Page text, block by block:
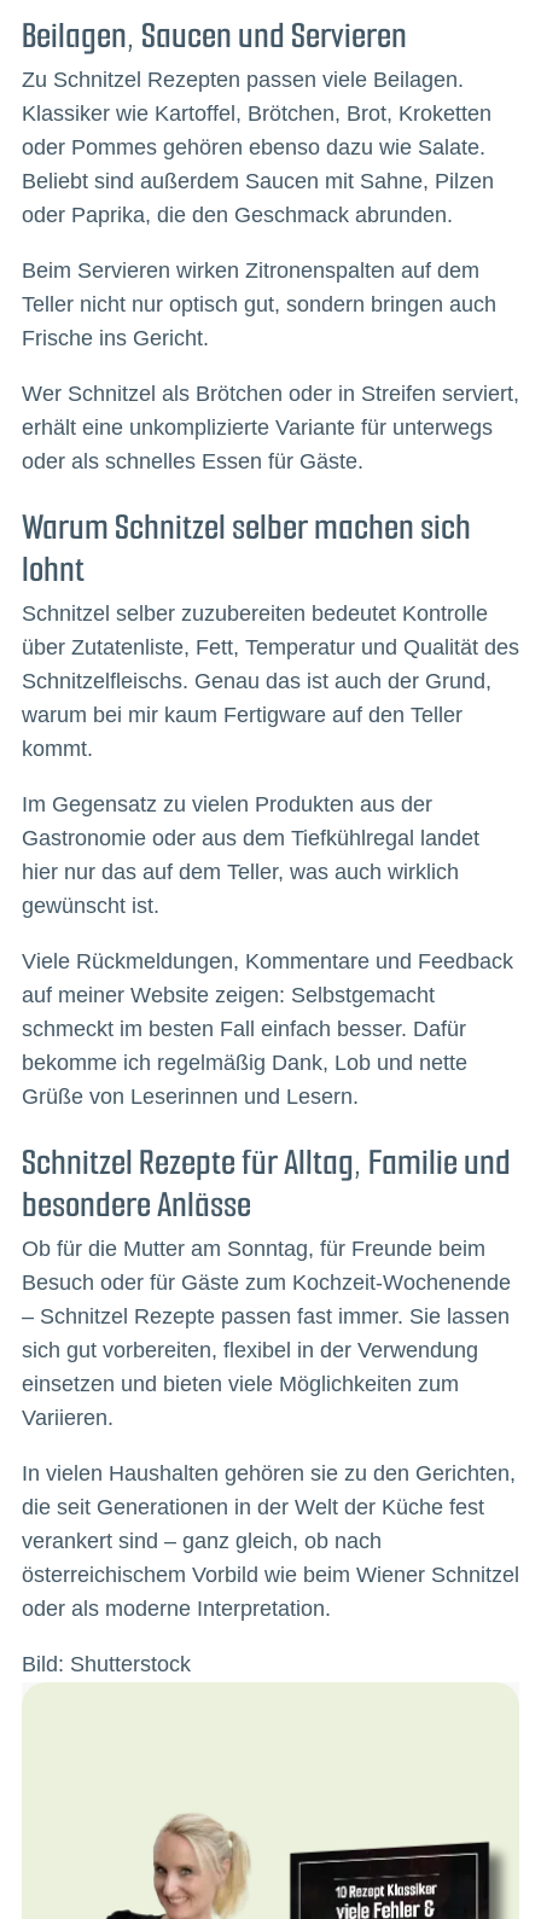
Beilagen, Saucen und Servieren
Zu Schnitzel Rezepten passen viele Beilagen.
Klassiker wie Kartoffel, Brötchen, Brot, Kroketten
oder Pommes gehören ebenso dazu wie Salate.
Beliebt sind außerdem Saucen mit Sahne, Pilzen
oder Paprika, die den Geschmack abrunden.
Beim Servieren wirken Zitronenspalten auf dem
Teller nicht nur optisch gut, sondern bringen auch
Frische ins Gericht.
Wer Schnitzel als Brötchen oder in Streifen serviert,
erhält eine unkomplizierte Variante für unterwegs
oder als schnelles Essen für Gäste.
Warum Schnitzel selber machen sich
lohnt
Schnitzel selber zuzubereiten bedeutet Kontrolle
über Zutatenliste, Fett, Temperatur und Qualität des
Schnitzelfleischs. Genau das ist auch der Grund,
warum bei mir kaum Fertigware auf den Teller
kommt.
Im Gegensatz zu vielen Produkten aus der
Gastronomie oder aus dem Tiefkühlregal landet
hier nur das auf dem Teller, was auch wirklich
gewünscht ist.
Viele Rückmeldungen, Kommentare und Feedback
auf meiner Website zeigen: Selbstgemacht
schmeckt im besten Fall einfach besser. Dafür
bekomme ich regelmäßig Dank, Lob und nette
Grüße von Leserinnen und Lesern.
Schnitzel Rezepte für Alltag, Familie und
besondere Anlässe
Ob für die Mutter am Sonntag, für Freunde beim
Besuch oder für Gäste zum Kochzeit-Wochenende
– Schnitzel Rezepte passen fast immer. Sie lassen
sich gut vorbereiten, flexibel in der Verwendung
einsetzen und bieten viele Möglichkeiten zum
Variieren.
In vielen Haushalten gehören sie zu den Gerichten,
die seit Generationen in der Welt der Küche fest
verankert sind – ganz gleich, ob nach
österreichischem Vorbild wie beim Wiener Schnitzel
oder als moderne Interpretation.
Bild: Shutterstock